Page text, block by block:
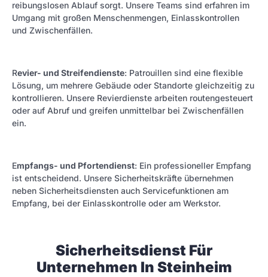
reibungslosen Ablauf sorgt. Unsere Teams sind erfahren im
Umgang mit großen Menschenmengen, Einlasskontrollen
und Zwischenfällen.
Revier- und Streifendienste: Patrouillen sind eine flexible
Lösung, um mehrere Gebäude oder Standorte gleichzeitig zu
kontrollieren. Unsere Revierdienste arbeiten routengesteuert
oder auf Abruf und greifen unmittelbar bei Zwischenfällen
ein.
Empfangs- und Pfortendienst: Ein professioneller Empfang
ist entscheidend. Unsere Sicherheitskräfte übernehmen
neben Sicherheitsdiensten auch Servicefunktionen am
Empfang, bei der Einlasskontrolle oder am Werkstor.
Sicherheitsdienst Für
Unternehmen In Steinheim